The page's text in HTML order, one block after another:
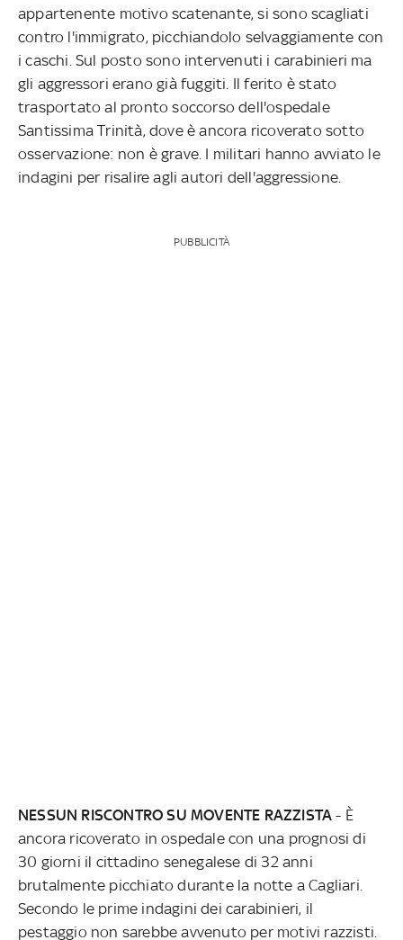
appartenente motivo scatenante, si sono scagliati
contro l'immigrato, picchiandolo selvaggiamente con
i caschi. Sul posto sono intervenuti i carabinieri ma
gli aggressori erano già fuggiti. Il ferito è stato
trasportato al pronto soccorso dell'ospedale
Santissima Trinità, dove è ancora ricoverato sotto
osservazione: non è grave. I militari hanno avviato le
indagini per risalire agli autori dell'aggressione.
PUBBLICITÀ
NESSUN RISCONTRO SU MOVENTE RAZZISTA - È
ancora ricoverato in ospedale con una prognosi di
30 giorni il cittadino senegalese di 32 anni
brutalmente picchiato durante la notte a Cagliari.
Secondo le prime indagini dei carabinieri, il
pestaggio non sarebbe avvenuto per motivi razzisti.